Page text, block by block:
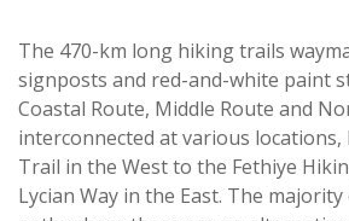
The 470-km long hiking trails
signposts and red-and-white paint
Coastal Route, Middle Route and
interconnected at various
Trail in the West to the Fethiye
Lycian Way in the East. The